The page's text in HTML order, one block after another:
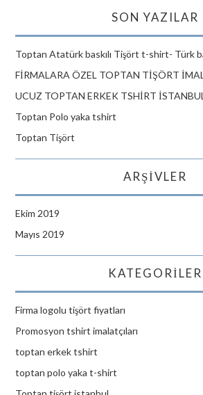
SON YAZILAR
Toptan Atatürk baskılı Tişört t-shirt- Türk
FİRMALARA ÖZEL TOPTAN TİŞÖRT
UCUZ TOPTAN ERKEK TSHİRT İSTANBUL
Toptan Polo yaka tshirt
Toptan Tişört
ARŞIVLER
Ekim 2019
Mayıs 2019
KATEGORILER
Firma logolu tişört fiyatları
Promosyon tshirt imalatçıları
toptan erkek tshirt
toptan polo yaka t-shirt